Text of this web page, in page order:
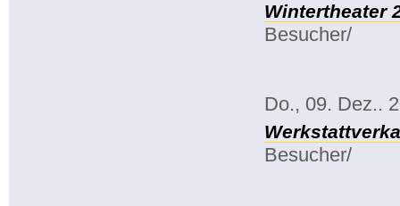
Wintertheater
Besucher/
Do., 09. Dez..
Besucher/